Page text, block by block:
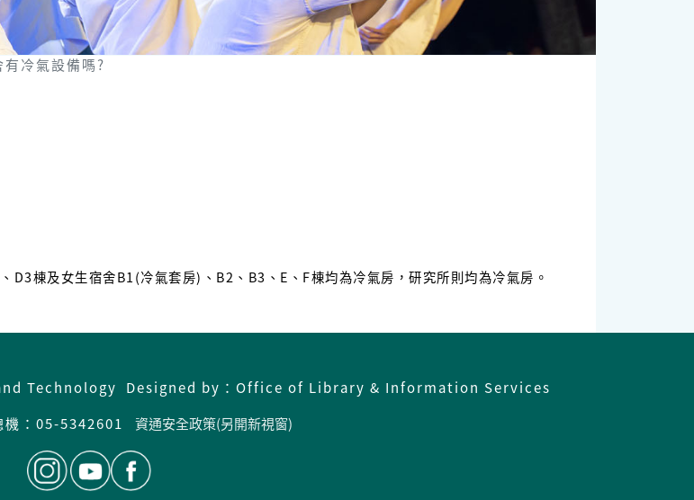
有冷氣設備嗎?
棟及女生宿舍B1(冷氣套房)、B2、B3、E、F棟均為冷氣房，研究所則均為冷氣房。
Technology Designed by：Office of Library & Information Services
機：05-5342601 資通安全政策(另開新視窗)